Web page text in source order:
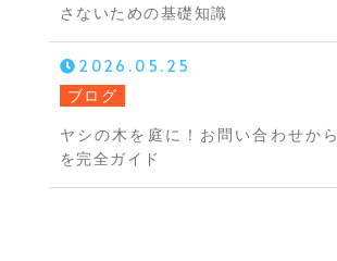
さないための基礎知識
2026.05.25
ブログ
ヤシの木を庭に！お問い合わせか
を完全ガイド